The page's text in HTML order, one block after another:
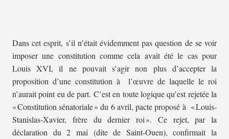
Dans cet esprit, s’il n’était évidemment pas question de se voir
imposer une constitution comme cela avait été le cas pour
Louis XVI, il ne pouvait s’agir non plus d’accepter la
proposition d’une constitution à l’œuvre de laquelle le roi
n’aurait point eu de part. C’est en toute logique qu’est rejetée la
« Constitution sénatoriale » du 6 avril, pacte proposé à « Louis-
Stanislas-Xavier, frère du dernier roi ». Ce rejet, par la
déclaration du 2 mai (dite de Saint-Ouen), confirmait la